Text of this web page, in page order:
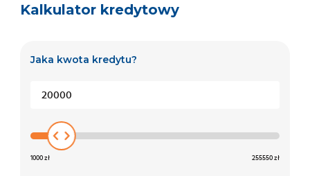
Kalkulator kredytowy
Jaka kwota kredytu?
1000 zł 255550 zł
20000